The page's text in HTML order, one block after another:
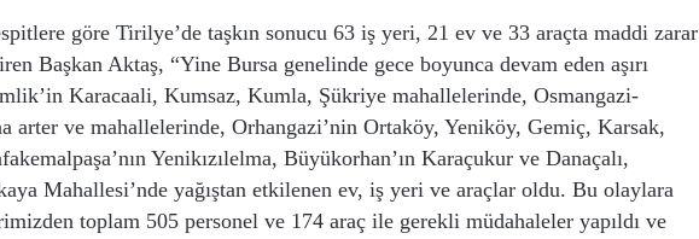
göre Tirilye’de taşkın sonucu 63 iş yeri, 21 ev ve 33 araçta maddi zarar
Başkan Aktaş, “Yine Bursa genelinde gece boyunca devam eden aşırı
Karacaali, Kumsaz, Kumla, Şükriye mahallelerinde, Osmangazi-
arter ve mahallelerinde, Orhangazi’nin Ortaköy, Yeniköy, Gemiç, Karsak,
Yenikızılelma, Büyükorhan’ın Karaçukur ve Danaçalı,
Mahallesi’nde yağıştan etkilenen ev, iş yeri ve araçlar oldu. Bu olaylara
toplam 505 personel ve 174 araç ile gerekli müdahaleler yapıldı ve